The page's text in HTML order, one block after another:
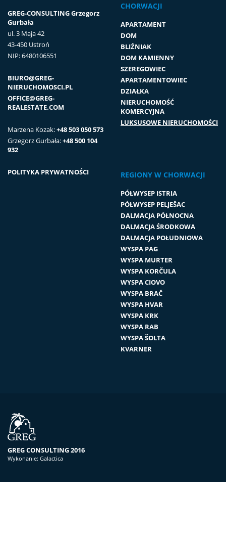
GREG-CONSULTING Grzegorz
Gurbała
ul. 3 Maja 42
43-450 Ustroń
NIP: 6480106551
BIURO@GREG-
NIERUCHOMOSCI.PL
OFFICE@GREG-
REALESTATE.COM
Marzena Kozak:+48 503 050 573
Grzegorz Gurbała:+48 500 104
932
POLITYKA PRYWATNOŚCI
CHORWACJI
APARTAMENT
DOM
BLIŹNIAK
DOM KAMIENNY
SZEREGOWIEC
APARTAMENTOWIEC
DZIAŁKA
NIERUCHOMOŚĆ
KOMERCYJNA
LUKSUSOWE NIERUCHOMOŚCI
REGIONY W CHORWACJI
PÓŁWYSEP ISTRIA
PÓŁWYSEP PELJEŠAC
DALMACJA PÓŁNOCNA
DALMACJA ŚRODKOWA
DALMACJA POŁUDNIOWA
WYSPA PAG
WYSPA MURTER
WYSPA KORČULA
WYSPA CIOVO
WYSPA BRAČ
WYSPA HVAR
WYSPA KRK
WYSPA RAB
WYSPA ŠOLTA
KVARNER
GREG CONSULTING 2016
Wykonanie: Galactica